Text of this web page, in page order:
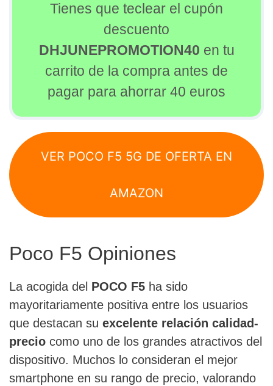
Tienes que teclear el cupón
descuento
DHJUNEPROMOTION40 en tu
carrito de la compra antes de
pagar para ahorrar 40 euros
VER POCO F5 5G DE OFERTA EN
AMAZON
Poco F5 Opiniones
La acogida del POCO F5 ha sido
mayoritariamente positiva entre los usuarios
que destacan su excelente relación calidad-
precio como uno de los grandes atractivos del
dispositivo. Muchos lo consideran el mejor
smartphone en su rango de precio, valorando